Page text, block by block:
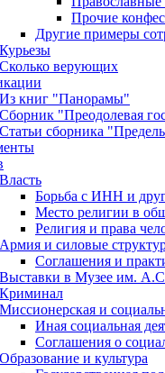
Прочие
Другие примеры
Курьезы
Сколько верующих
Из книг "Панорамы"
Сборник "Преодолевая
Статьи сборника
Власть
Борьба с ИНН и
Место религии в
Религия и права
Армия и силовые
Соглашения и
Выставки в Музее им.
Криминал
Миссионерская и
Иная социальная
Соглашения о
Образование и культура